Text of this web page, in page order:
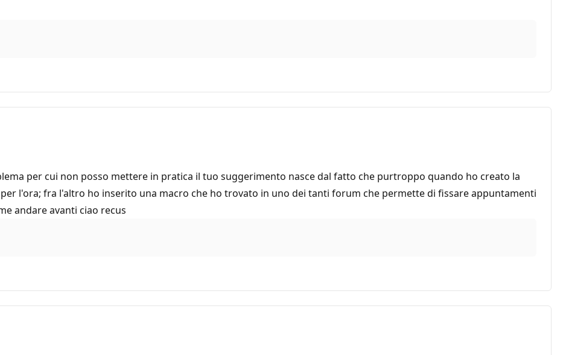
per cui non posso mettere in pratica il tuo suggerimento nasce dal fatto che purtroppo quando ho creato la
l'ora; fra l'altro ho inserito una macro che ho trovato in uno dei tanti forum che permette di fissare appuntamenti
andare avanti ciao recus